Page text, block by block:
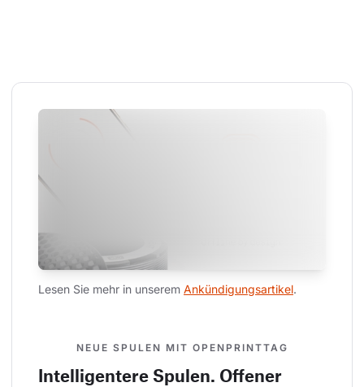
Lesen Sie mehr in unserem Ankündigungsartikel.
NEUE SPULEN MIT OPENPRINTTAG
Intelligentere Spulen. Offener